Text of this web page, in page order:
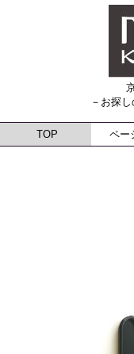
－お探
TOP ペー